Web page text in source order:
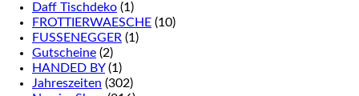
Daff Tischdeko (1)
FROTTIERWAESCHE (10)
FUSSENEGGER (1)
Gutscheine (2)
HANDED BY (1)
Jahreszeiten (302)